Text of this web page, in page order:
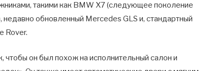
такими как BMW X7 (следующее поколение
обновленный Mercedes GLS и, стандартный
Rover.
чтобы он был похож на исполнительный салон и